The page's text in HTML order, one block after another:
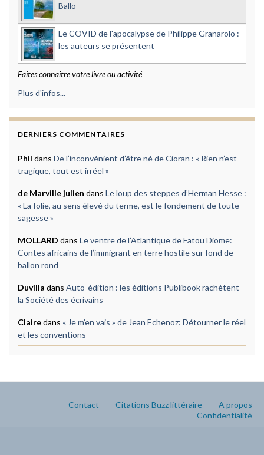
Ballo
Le COVID de l'apocalypse de Philippe Granarolo :
les auteurs se présentent
Faites connaître votre livre ou activité
Plus d'infos...
DERNIERS COMMENTAIRES
Phil dans De l’inconvénient d’être né de Cioran : « Rien n’est
tragique, tout est irréel »
de Marville julien dans Le loup des steppes d’Herman Hesse :
« La folie, au sens élevé du terme, est le fondement de toute
sagesse »
MOLLARD dans Le ventre de l’Atlantique de Fatou Diome:
Contes africains de l’immigrant en terre hostile sur fond de
ballon rond
Duvilla dans Auto-édition : les éditions Publibook rachètent
la Société des écrivains
Clairedans « Je m’en vais » de Jean Echenoz: Détourner le réel
et les conventions
Contact Citations Buzz littéraire
A propos
Confidentialité